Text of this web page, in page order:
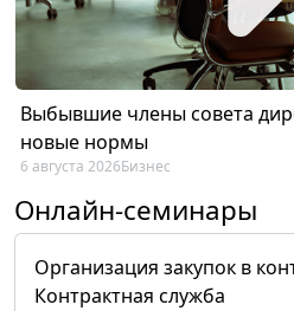
Выбывшие члены совета
новые нормы
6 августа 2026Бизнес
Онлайн-семинары
Организация закупок в
Контрактная служба